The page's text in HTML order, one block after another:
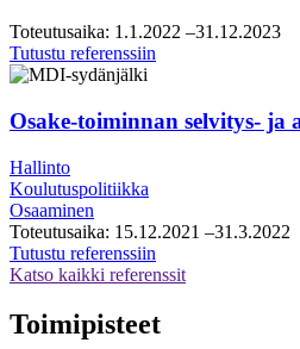
Toteutusaika: 1.1.2022 –31.12.2023
Tutustu referenssiin
puitesopimus
Osake-toiminnan selvitys- ja
Hallinto
Koulutuspolitiikka
Osaaminen
Toteutusaika: 15.12.2021 –31.3.2022
Tutustu referenssiin
toiminnan
ja
arviointityö
Katso kaikki referenssit
Toimipisteet